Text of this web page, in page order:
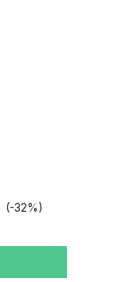
(-32%)